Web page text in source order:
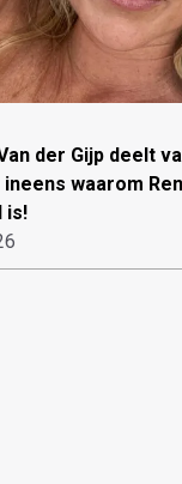
der Gijp deelt
waarom
is!